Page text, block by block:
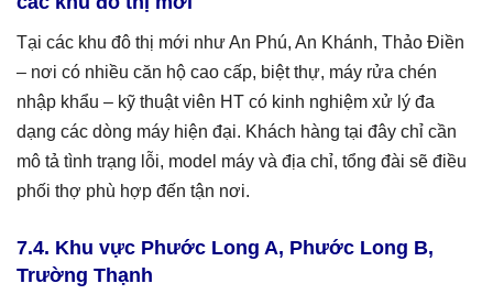
Tại các khu đô thị mới như An Phú, An Khánh, Thảo Điền
– nơi có nhiều căn hộ cao cấp, biệt thự, máy rửa chén
nhập khẩu – kỹ thuật viên HT có kinh nghiệm xử lý đa
dạng các dòng máy hiện đại. Khách hàng tại đây chỉ cần
mô tả tình trạng lỗi, model máy và địa chỉ, tổng đài sẽ điều
phối thợ phù hợp đến tận nơi.
7.4. Khu vực Phước Long A, Phước Long B,
Trường Thạnh